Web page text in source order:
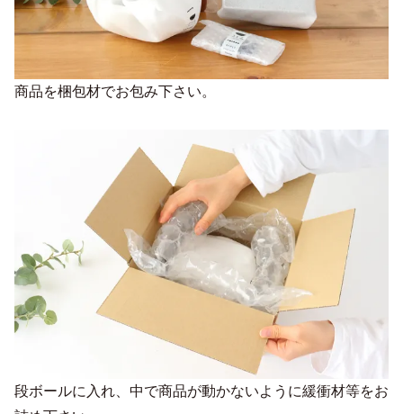
商品を梱包材でお包み下さい。
段ボールに入れ、中で商品が動かないように緩衝材等をお